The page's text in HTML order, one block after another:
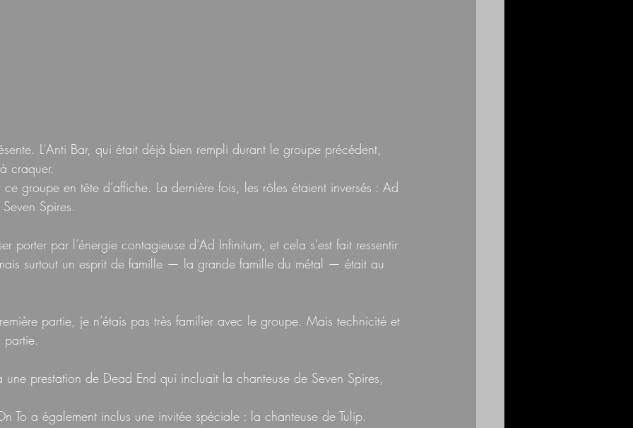
L’Anti Bar, qui était déjà bien rempli durant le groupe précédent,
craquer.
groupe en tête d’affiche. La dernière fois, les rôles étaient inversés : Ad
Spires.
porter par l’énergie contagieuse d’Ad Infinitum, et cela s’est fait ressentir
surtout un esprit de famille — la grande famille du métal — était au
partie, je n’étais pas très familier avec le groupe. Mais technicité et
partie.
prestation de Dead End qui incluait la chanteuse de Seven Spires,
To a également inclus une invitée spéciale : la chanteuse de Tulip.